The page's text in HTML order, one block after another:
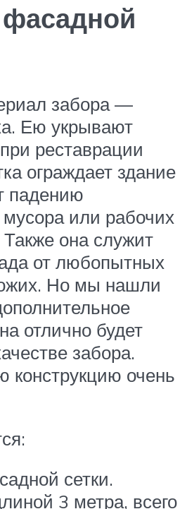
забора —
Ею укрывают
реставрации
ограждает здание
падению
мусора или рабочих
она служит
от любопытных
Но мы нашли
отлично будет
забора.
конструкцию очень
сетки.
3 метра, всего